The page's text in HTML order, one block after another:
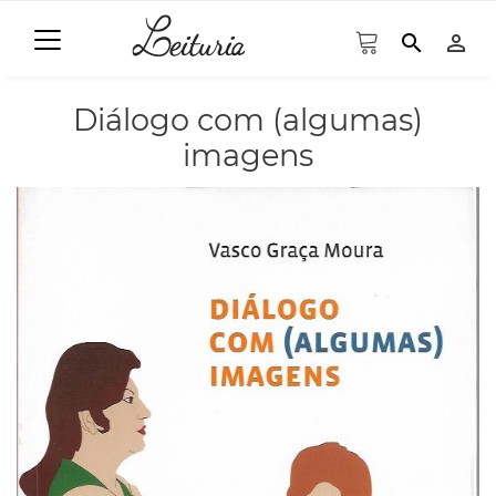
search person_outline
Diálogo com (algumas)
imagens